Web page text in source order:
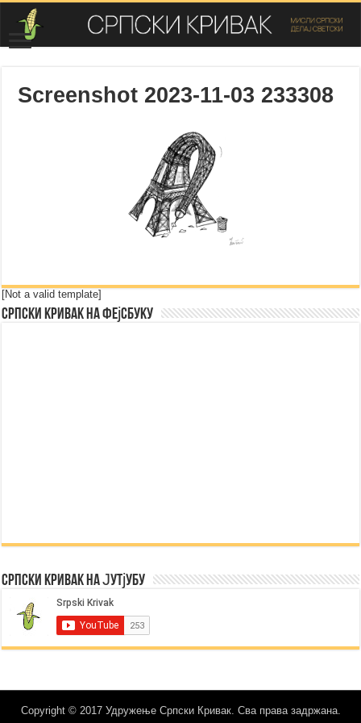
Screenshot 2023-11-03 233308
[Not a valid template]
Српски Кривак на Фејсбуку
Српски Кривак на Јутјубу
Copyright © 2017 Удружење Српски Кривак. Сва права задржана.